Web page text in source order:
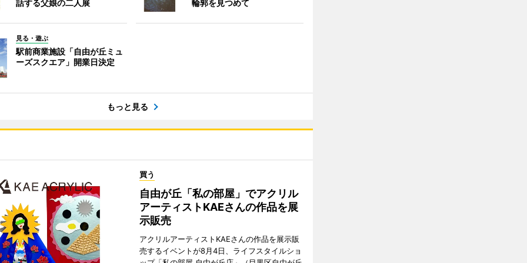
話する父娘の二人展 輪郭を見つめて
見る・遊ぶ
駅前商業施設「自由が丘ミュ
ーズスクエア」開業日決定
もっと見る
買う
自由が丘「私の部屋」でアクリル
アーティストKAEさんの作品を展
示販売
アクリルアーティストKAEさんの作品を展示販
売するイベントが8月4日、ライフスタイルショ